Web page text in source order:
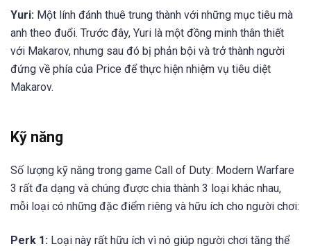
Yuri: Một lính đánh thuê trung thành với những mục tiêu mà
anh theo đuổi. Trước đây, Yuri là một đồng minh thân thiết
với Makarov, nhưng sau đó bị phản bội và trở thành người
đứng về phía của Price để thực hiện nhiệm vụ tiêu diệt
Makarov.
Kỹ năng
Số lượng kỹ năng trong game Call of Duty: Modern Warfare
3 rất đa dạng và chúng được chia thành 3 loại khác nhau,
mỗi loại có những đặc điểm riêng và hữu ích cho người chơi:
Perk 1: Loại này rất hữu ích vì nó giúp người chơi tăng thể